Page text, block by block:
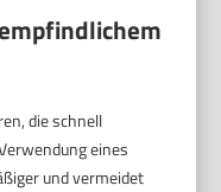
die schnell
eines
und vermeidet